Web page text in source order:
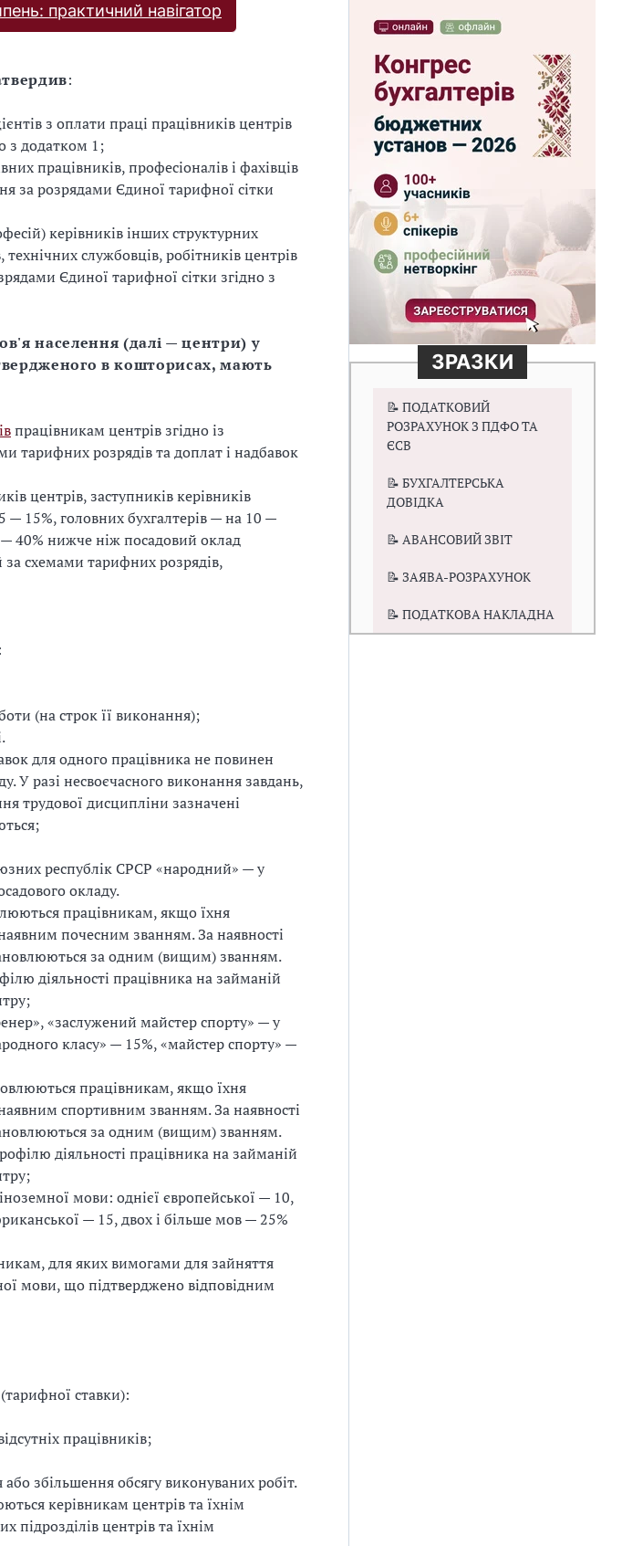
практичний навігатор
:
з оплати праці працівників центрів
з додатком 1;
працівників, професіоналів і фахівців
за розрядами Єдиної тарифної сітки
керівників інших структурних
технічних службовців, робітників центрів
Єдиної тарифної сітки згідно з
населення (далі — центри) у
в кошторисах, мають
працівникам центрів згідно із
тарифних розрядів та доплат і надбавок
центрів, заступників керівників
— 15%, головних бухгалтерів — на 10 —
40% нижче ніж посадовий оклад
за схемами тарифних розрядів,
(на строк її виконання);
для одного працівника не повинен
У разі несвоєчасного виконання завдань,
трудової дисципліни зазначені
республік СРСР «народний» — у
окладу.
працівникам, якщо їхня
почесним званням. За наявності
за одним (вищим) званням.
діяльності працівника на займаній
«заслужений майстер спорту» — у
класу» — 15%, «майстер спорту» —
працівникам, якщо їхня
спортивним званням. За наявності
за одним (вищим) званням.
діяльності працівника на займаній
мови: однієї європейської — 10,
— 15, двох і більше мов — 25%
для яких вимогами для зайняття
мови, що підтверджено відповідним
ставки):
працівників;
збільшення обсягу виконуваних робіт.
керівникам центрів та їхнім
підрозділів центрів та їхнім
ЗРАЗКИ
📝 ПОДАТКОВИЙ
РОЗРАХУНОК З ПДФО ТА
ЄСВ
📝 БУХГАЛТЕРСЬКА
ДОВІДКА
📝 АВАНСОВИЙ ЗВІТ
📝 ЗАЯВА-РОЗРАХУНОК
📝 ПОДАТКОВА НАКЛАДНА